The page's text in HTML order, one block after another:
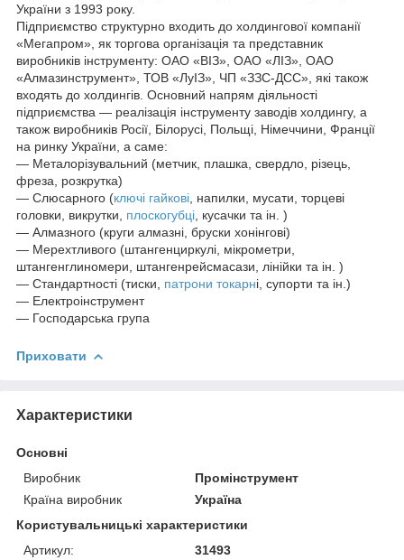
України з 1993 року.
Підприємство структурно входить до холдингової компанії
«Мегапром», як торгова організація та представник
виробників інструменту: ОАО «ВІЗ», ОАО «ЛІЗ», ОАО
«Алмазинструмент», ТОВ «ЛуІЗ», ЧП «ЗЗС-ДСС», які також
входять до холдингів. Основний напрям діяльності
підприємства — реалізація інструменту заводів холдингу, а
також виробників Росії, Білорусі, Польщі, Німеччини, Франції
на ринку України, а саме:
— Металорізувальний (метчик, плашка, свердло, різець,
фреза, розкрутка)
— Слюсарного (ключі гайкові , напилки, мусати, торцеві
головки, викрутки, плоскогубці , кусачки та ін. )
— Алмазного (круги алмазні, бруски хонінгові)
— Мерехтливого (штангенциркулі, мікрометри,
штангенглиномери, штангенрейсмасази, лінійки та ін. )
— Стандартності (тиски,
патрони токарні, супорти та ін.)
— Електроінструмент
— Господарська група
Приховати
Характеристики
Основні
Виробник
Промінструмент
Країна виробник
Україна
Користувальницькі характеристики
Артикул:
31493